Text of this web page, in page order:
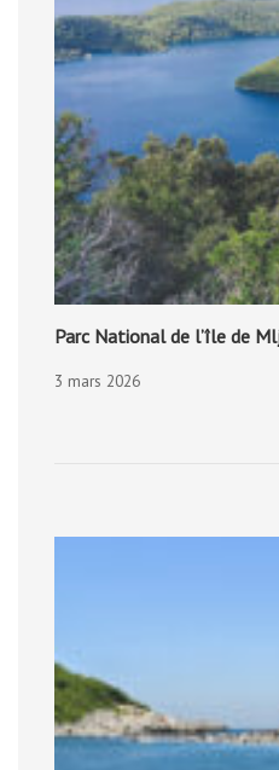
Parc National de l’île de
3 mars 2026